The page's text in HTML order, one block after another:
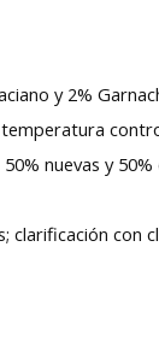
y 2%
nuevas y
clarificación con